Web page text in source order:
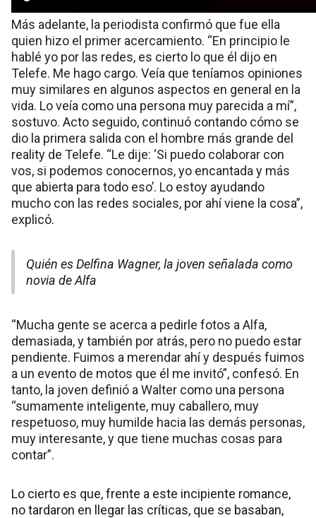
Más adelante, la periodista confirmó que fue ella
quien hizo el primer acercamiento. “En principio le
hablé yo por las redes, es cierto lo que él dijo en
Telefe. Me hago cargo. Veía que teníamos opiniones
muy similares en algunos aspectos en general en la
vida. Lo veía como una persona muy parecida a mí”,
sostuvo. Acto seguido, continuó contando cómo se
dio la primera salida con el hombre más grande del
reality de Telefe. “Le dije: ‘Si puedo colaborar con
vos, si podemos conocernos, yo encantada y más
que abierta para todo eso’. Lo estoy ayudando
mucho con las redes sociales, por ahí viene la cosa”,
explicó.
Quién es Delfina Wagner, la joven señalada como
novia de Alfa
“Mucha gente se acerca a pedirle fotos a Alfa,
demasiada, y también por atrás, pero no puedo estar
pendiente. Fuimos a merendar ahí y después fuimos
a un evento de motos que él me invitó”, confesó. En
tanto, la joven definió a Walter como una persona
“sumamente inteligente, muy caballero, muy
respetuoso, muy humilde hacia las demás personas,
muy interesante, y que tiene muchas cosas para
contar”.
Lo cierto es que, frente a este incipiente romance,
no tardaron en llegar las críticas, que se basaban,